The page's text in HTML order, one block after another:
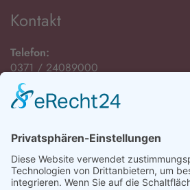
Kontakt
Telefon:
0371 / 24089000
E-Mail:
Öffnungszeiten